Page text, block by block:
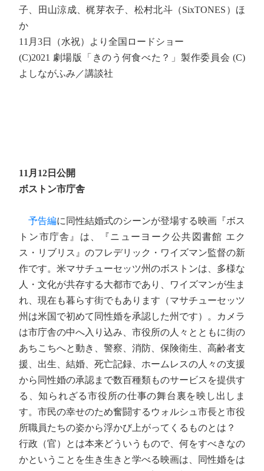
子、田山涼成、梶芽衣子、松村北斗（SixTONES）ほ
か
11月3日（水祝）より全国ロードショー
(C)2021 劇場版「きのう何食べた？」製作委員会 (C)
よしながふみ／講談社
11月12日公開
ボストン市庁舎
予告編に同性結婚式のシーンが登場する映画『ボス
トン市庁舎』は、『ニューヨーク公共図書館 エク
ス・リブリス』のフレデリック・ワイズマン監督の新
作です。米マサチューセッツ州のボストンは、多様な
人・文化が共存する大都市であり、ワイズマンが生ま
れ、現在も暮らす街でもあります（マサチューセッツ
州は米国で初めて同性婚を承認した州です）。カメラ
は市庁舎の中へ入り込み、市役所の人々とともに街の
あちこちへと動き、警察、消防、保険衛生、高齢者支
援、出生、結婚、死亡記録、ホームレスの人々の支援
から同性婚の承認まで数百種類ものサービスを提供す
る、知られざる市役所の仕事の舞台裏を映し出しま
す。市民の幸せのため奮闘するウォルシュ市長と市役
所職員たちの姿から浮かび上がってくるものとは？
行政（官）とは本来どういうもので、何をすべきなの
かということを生き生きと学べる映画は、同性婚をは